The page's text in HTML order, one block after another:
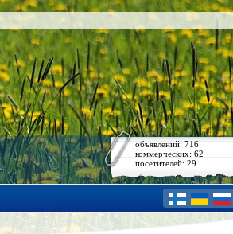
объявлений: 716
коммерческих: 62
посетителей: 29